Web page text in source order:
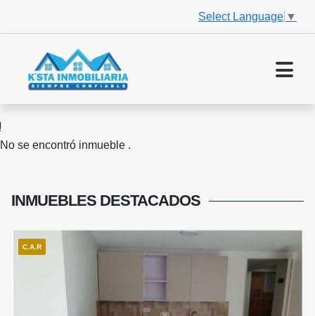
Select Language ▼
No se encontró inmueble .
INMUEBLES DESTACADOS
C.A.R